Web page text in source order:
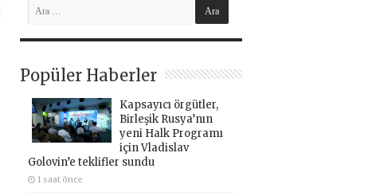
Popüler Haberler
Kapsayıcı örgütler,
Birleşik Rusya’nın
yeni Halk Programı
için Vladislav
Golovin’e teklifler sundu
1 saat önce